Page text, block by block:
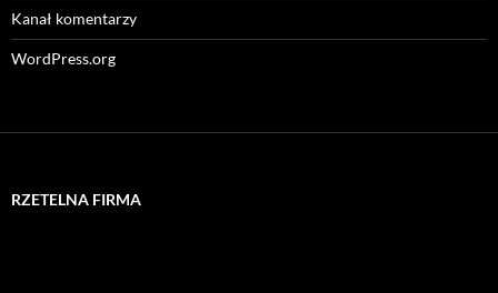
Kanał komentarzy
WordPress.org
RZETELNA FIRMA